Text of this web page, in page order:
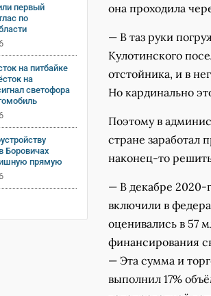
первый
по
на питбайке
на
светофора
Боровичах
прямую
она проходила
— В таз руки
Кулотинского
отстойника, и в
Но кардинально
Поэтому в
стране заработал
наконец-то
— В декабре 2020-
включили в
оценивались в 57
финансирования
— Эта сумма и
выполнил 17%